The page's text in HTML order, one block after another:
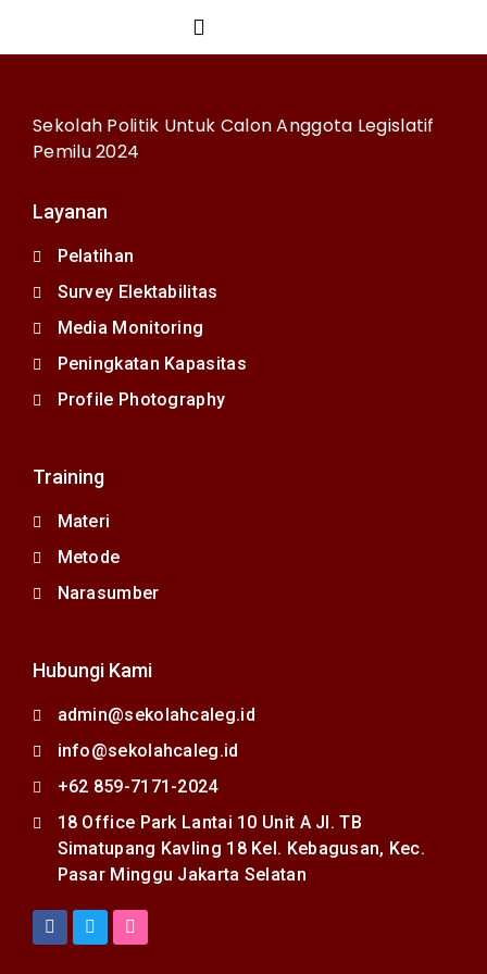
Sekolah Politik Untuk Calon Anggota Legislatif
Pemilu 2024
Layanan
Pelatihan
Survey Elektabilitas
Media Monitoring
Peningkatan Kapasitas
Profile Photography
Training
Materi
Metode
Narasumber
Hubungi Kami
admin@sekolahcaleg.id
info@sekolahcaleg.id
+62 859-7171-2024
18 Office Park Lantai 10 Unit A Jl. TB
Simatupang Kavling 18 Kel. Kebagusan, Kec.
Pasar Minggu Jakarta Selatan